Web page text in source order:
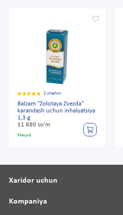
2 sharhni
Balzam "Zolotaya Zvezda"
karandash uchun inhalyatsiya
1,3 g
11 880 so'm
Mavjud
Xaridor uchun
Kompaniya